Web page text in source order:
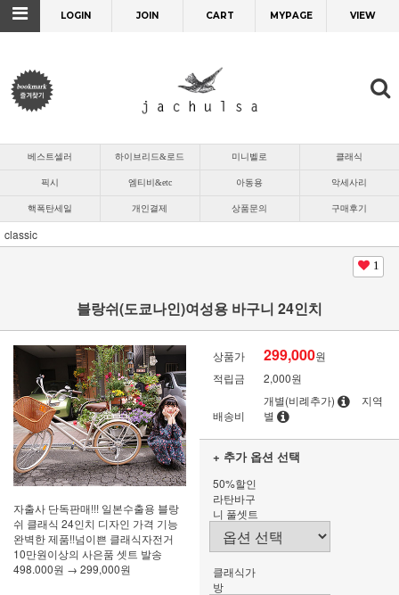
LOGIN JOIN CART MYPAGE VIEW
베스트셀러 하이브리드&로드 미니벨로 클래식
픽시 엠티비&etc 아동용 악세사리
핵폭탄세일 개인결제 상품문의 구매후기
classic
1
블랑쉬(도쿄나인)여성용 바구니 24인치
자출사 단독판매!!! 일본수출용 블랑
쉬 클래식 24인치 디자인 가격 기능
완벽한 제품!!넘이쁜 클래식자전거
10만원이상의 사은품 셋트 발송
498.000원 → 299,000원
상품가 299,000원
적립금
2,000원
배송비
개별(비례추가)
지역
별
+ 추가 옵션 선택
50%할인
라탄바구
니 풀셋트
클래식가
방